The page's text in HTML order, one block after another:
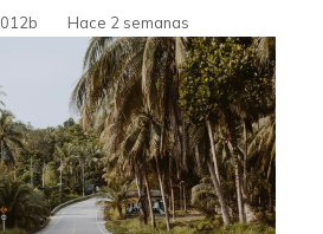
Hace 2 semanas